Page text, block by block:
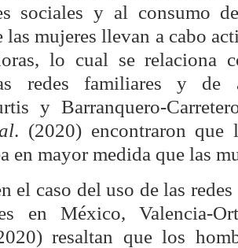
sociales y al consumo
las mujeres llevan a cabo
lo cual se relaciona
redes familiares y de
y Barranquero-
. (2020) encontraron que
en mayor medida que las
el caso del uso de las
en México, Valencia-
resaltan que los